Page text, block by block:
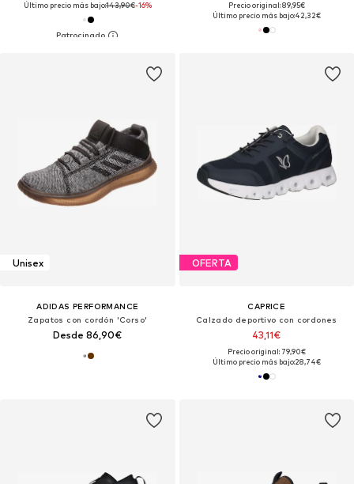
Último precio más bajo:143,90€-16%
Precio original: 89,95€
Último precio más bajo:42,32€
Unisex
ADIDAS PERFORMANCE
Zapatos con cordón 'Corso'
Desde 86,90€
OFERTA
CAPRICE
Calzado deportivo con cordones
43,11€
Precio original: 79,90€
Último precio más bajo:28,74€